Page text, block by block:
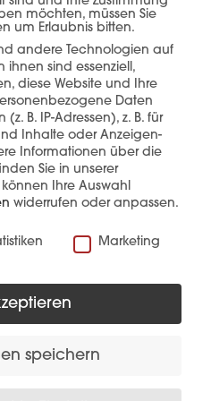
könnten Sie auch
möchten, müssen Sie
um Erlaubnis bitten.
andere Technologien auf
ihnen sind essenziell,
diese Website und Ihre
Daten
B. IP-Adressen), z. B. für
Inhalte oder Anzeigen-
Informationen über die
Sie in unserer
können Ihre Auswahl
widerrufen oder anpassen.
Marketing
speichern